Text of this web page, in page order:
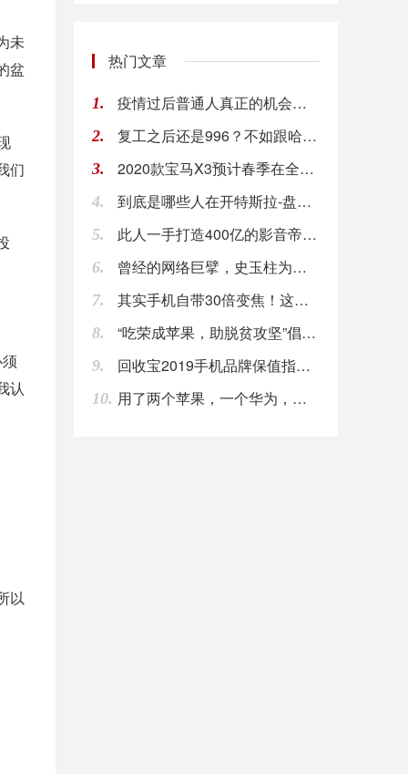
未
盆
们
认
以
热门文章
1. 疫情过后普通人真正的机会在哪里？
2. 复工之后还是996？不如跟哈弗抢金币赚外快
3. 2020款宝马X3预计春季在全球销售，续航里程
4. 到底是哪些人在开特斯拉-盘点那些高颜值的特斯拉
5. 此人一手打造400亿的影音帝国，如今被捕入狱，
6. 曾经的网络巨擘，史玉柱为父母建造巨人苑，中式庭
7. 其实手机自带30倍变焦！这个隐藏望远镜功能，你
8. “吃荣成苹果，助脱贫攻坚”倡议书
9. 回收宝2019手机品牌保值指数出炉，四款国产品
10. 用了两个苹果，一个华为，这次又换了华为，P30